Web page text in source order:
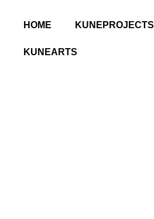
HOME KUNEPROJECTS
KUNEARTS